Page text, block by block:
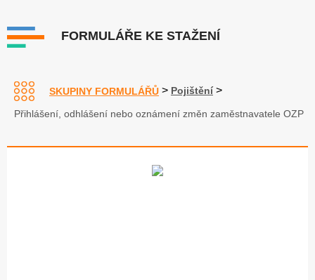
FORMULÁŘE KE STAŽENÍ
SKUPINY FORMULÁŘŮ > Pojištění >
Přihlášení, odhlášení nebo oznámení změn zaměstnavatele OZP